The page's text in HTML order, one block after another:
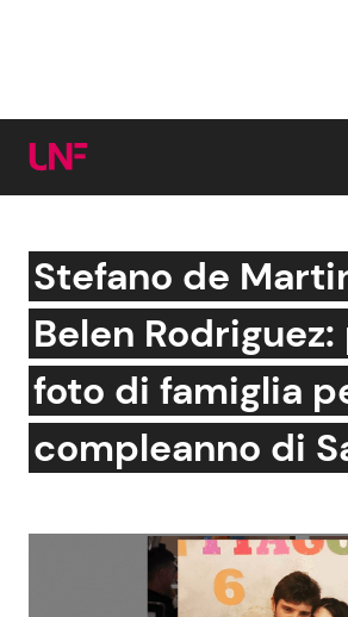
Cerca:
News e Cronaca
Attualità Italiana
Stefano de
Belen
foto di famiglia
compleanno di